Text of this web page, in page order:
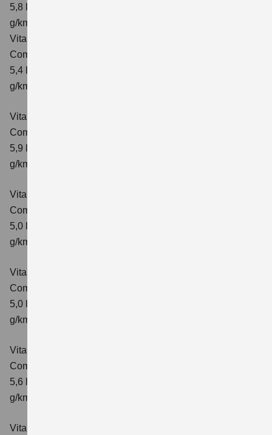
5,8 l/100 km; kombinierter Wert der CO₂-Emission: 137
g/km; CO₂-Klasse: E
Vitara 1.4 BOOSTERJET HYBRID ALLGRIP
Comfort+ Verbrauchswerte: kombinierter Energieverbrauch
5,4 l/100km; kombinierter Wert der CO₂-Emission: 129
g/km; CO₂-Klasse: D
Vitara 1.4 BOOSTERJET HYBRID ALLGRIP AT
Comfort+
5,9 l/100 km; kombinierter Wert der CO₂-Emission: 138
g/km; CO₂-Klasse: E
Vitara 1.5 DUALJET HYBRID AGS
Comfort
5,0 l/100km; kombinierter Wert der CO₂-Emission: 113
g/km; CO₂-Klasse: C
Vitara 1.5 DUALJET HYBRID AGS
Comfort+
5,0 l/100km; kombinierter Wert der CO₂-Emission: 114
g/km; CO₂-Klasse: C
Vitara 1.5 DUALJET HYBRID ALLGRIP AGS
Comfort
5,6 l/100km; kombinierter Wert der CO₂-Emission: 126
g/km; CO₂-Klasse: D
Vitara 1.5 DUALJET HYBRID ALLGRIP AGS